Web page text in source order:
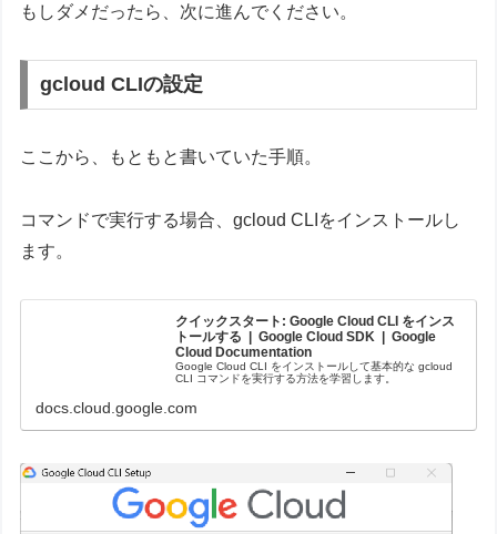
もしダメだったら、次に進んでください。
gcloud CLIの設定
ここから、もともと書いていた手順。
コマンドで実行する場合、gcloud CLIをインストールし
ます。
クイックスタート: Google Cloud CLI をインス
トールする | Google Cloud SDK | Google
Cloud Documentation
Google Cloud CLI をインストールして基本的な gcloud
CLI コマンドを実行する方法を学習します。
docs.cloud.google.com